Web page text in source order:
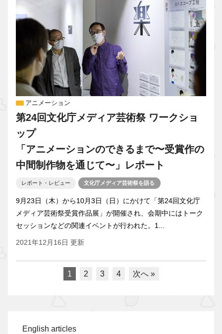
アニメーション
第24回文化庁メディア芸術祭 ワークショ
ップ
「アニメーションのできるまで〜受賞作の
中間制作物を通じて〜」レポート
レポート・レビュー 文化庁メディア芸術祭を語る
9月23日（木）から10月3日（日）にかけて「第24回文化庁
メディア芸術祭受賞作品展」が開催され、会期中にはトーク
セッションなどの関連イベントが行われた。1...
2021年12月16日 更新
1 2 3 4 次へ »
English articles